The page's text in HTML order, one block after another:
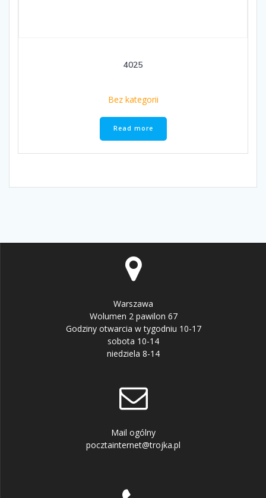
4025
Bez kategorii
Read more
Warszawa
Wolumen 2 pawilon 67
Godziny otwarcia w tygodniu 10-17
sobota 10-14
niedziela 8-14
Mail ogólny
pocztainternet@trojka.pl